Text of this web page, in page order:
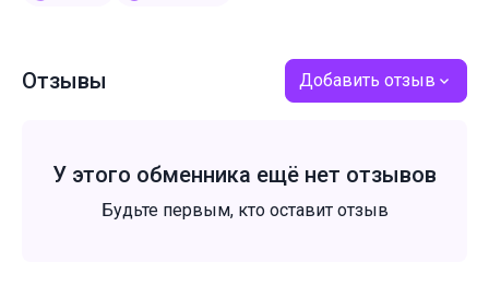
Отзывы Добавить отзыв
У этого обменника ещё нет отзывов
Будьте первым, кто оставит отзыв